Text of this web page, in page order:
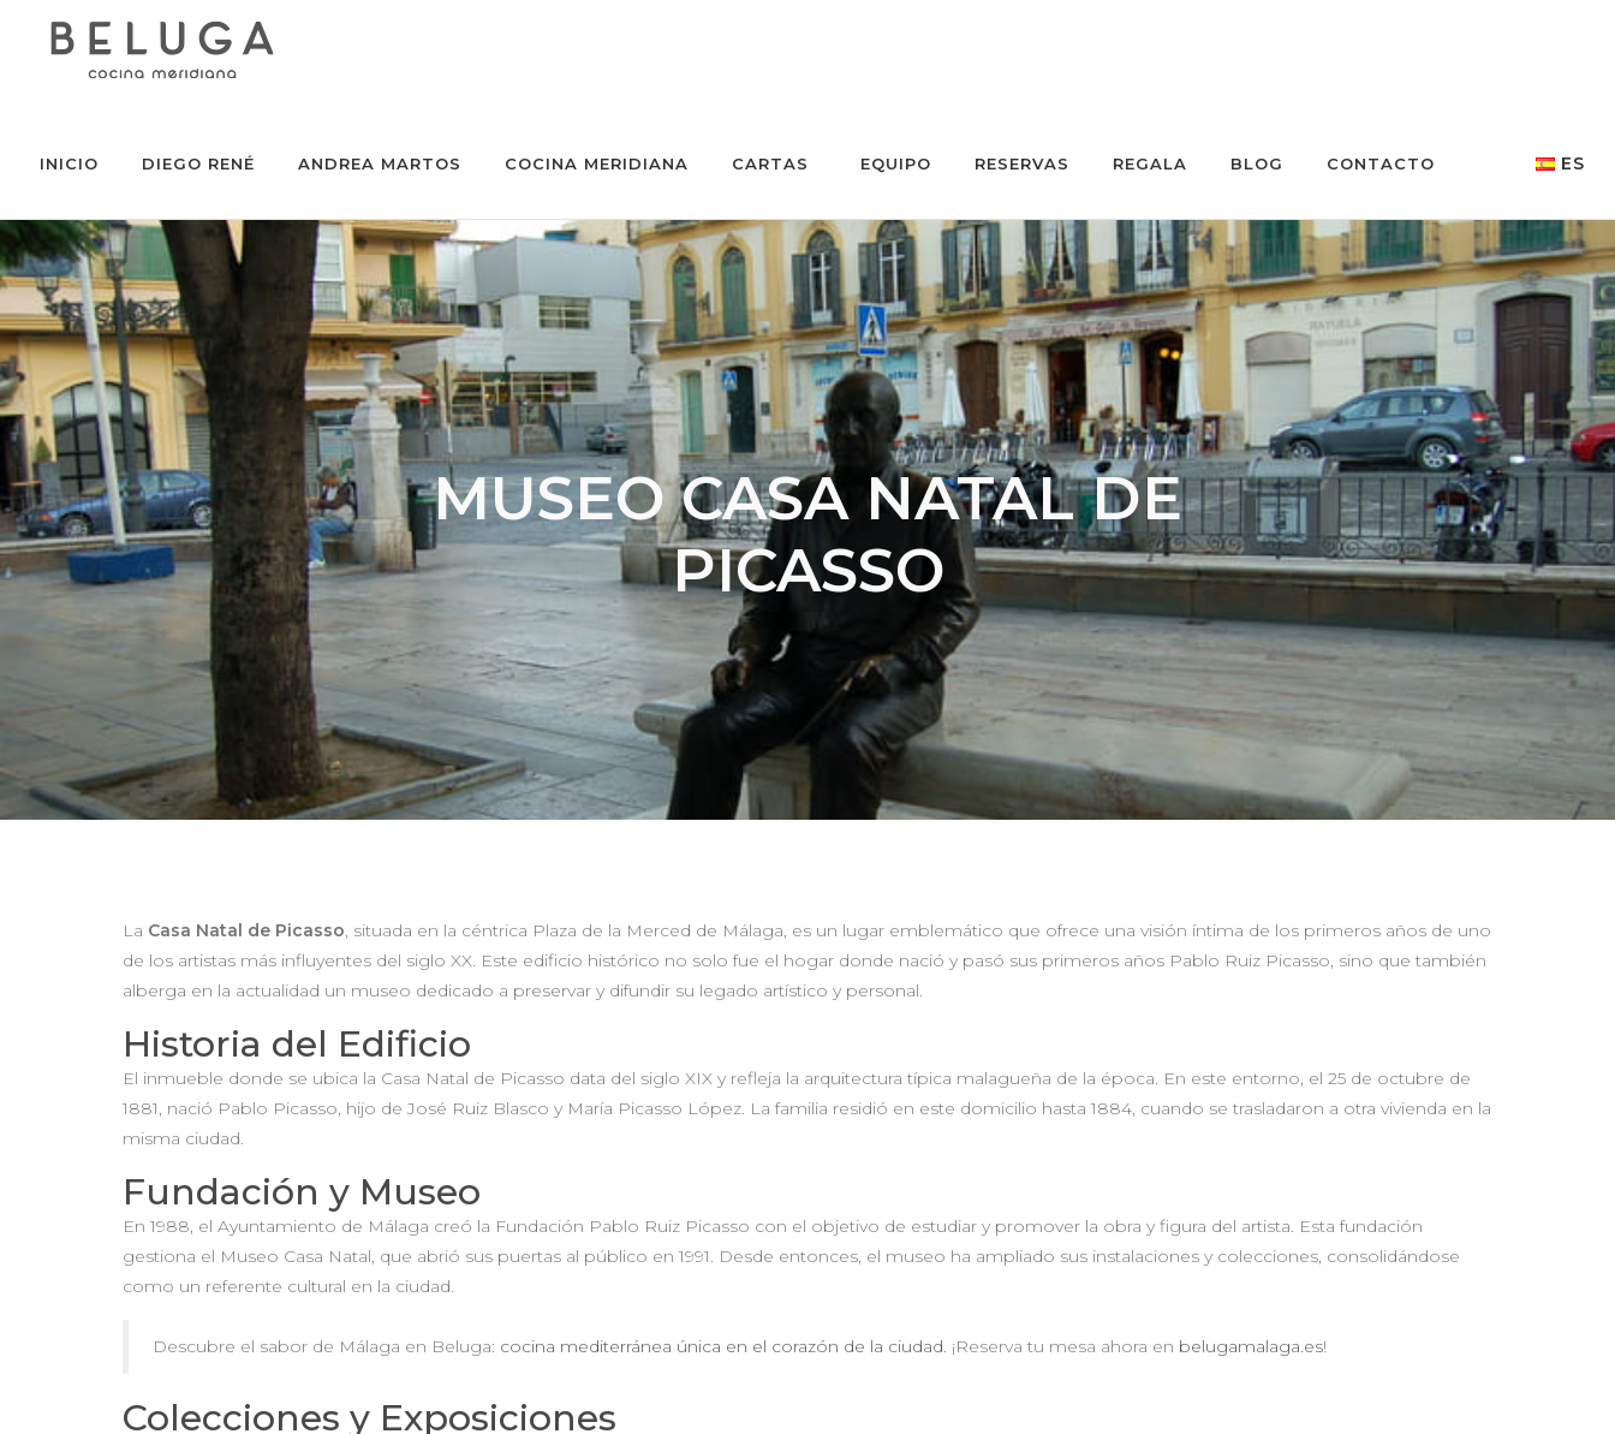
INICIO DIEGO RENÉ ANDREA MARTOS COCINA MERIDIANA CARTAS EQUIPO RESERVAS REGALA BLOG CONTACTO ES
MUSEO CASA NATAL DE
PICASSO
La Casa Natal de Picasso, situada en la céntrica Plaza de la Merced de Málaga, es un lugar emblemático que ofrece una visión íntima de los primeros años de uno
de los artistas más influyentes del siglo XX. Este edificio histórico no solo fue el hogar donde nació y pasó sus primeros años Pablo Ruiz Picasso, sino que también
alberga en la actualidad un museo dedicado a preservar y difundir su legado artístico y personal.
Historia del Edificio
El inmueble donde se ubica la Casa Natal de Picasso data del siglo XIX y refleja la arquitectura típica malagueña de la época. En este entorno, el 25 de octubre de
1881, nació Pablo Picasso, hijo de José Ruiz Blasco y María Picasso López. La familia residió en este domicilio hasta 1884, cuando se trasladaron a otra vivienda en la
misma ciudad.
Fundación y Museo
En 1988, el Ayuntamiento de Málaga creó la Fundación Pablo Ruiz Picasso con el objetivo de estudiar y promover la obra y figura del artista. Esta fundación
gestiona el Museo Casa Natal, que abrió sus puertas al público en 1991. Desde entonces, el museo ha ampliado sus instalaciones y colecciones, consolidándose
como un referente cultural en la ciudad.
Descubre el sabor de Málaga en Beluga: cocina mediterránea única en el corazón de la ciudad. ¡Reserva tu mesa ahora en belugamalaga.es!
Colecciones y Exposiciones